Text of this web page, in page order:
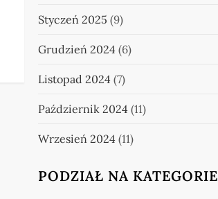
Styczeń 2025 (9)
Grudzień 2024(6)
Listopad 2024(7)
Październik 2024(11)
Wrzesień 2024(11)
PODZIAŁ NA KATEGORIE